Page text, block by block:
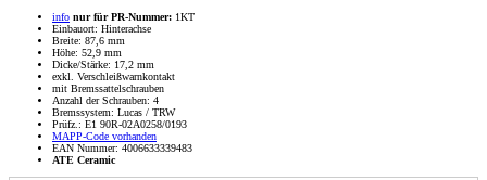
info nur für PR-Nummer: 1KT
Einbauort: Hinterachse
Breite: 87,6 mm
Höhe: 52,9 mm
Dicke/Stärke: 17,2 mm
exkl. Verschleißwarnkontakt
mit Bremssattelschrauben
Anzahl der Schrauben: 4
Bremssystem: Lucas / TRW
Prüfz.: E1 90R-02A0258/0193
MAPP-Code vorhanden
EAN Nummer: 4006633339483
ATE Ceramic